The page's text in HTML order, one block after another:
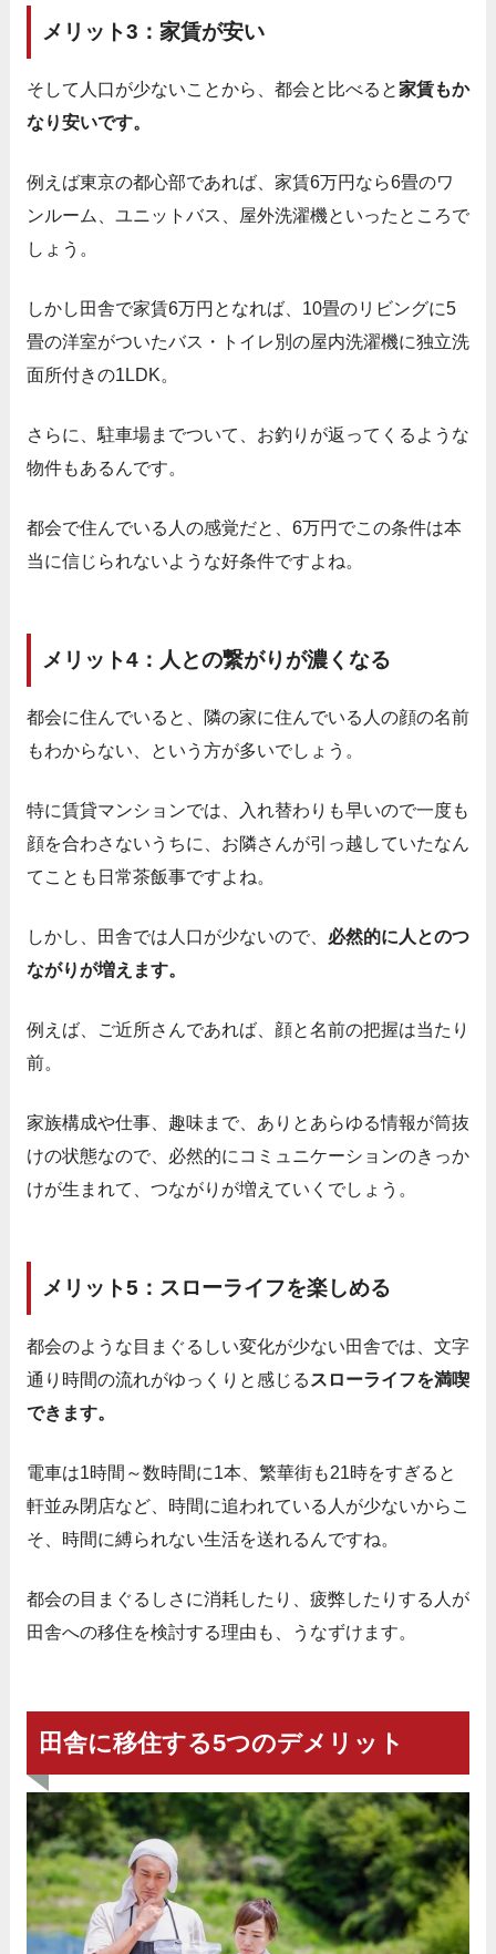
メリット3：家賃が安い
そして人口が少ないことから、都会と比べると家賃もか
なり安いです。
例えば東京の都心部であれば、家賃6万円なら6畳のワ
ンルーム、ユニットバス、屋外洗濯機といったところで
しょう。
しかし田舎で家賃6万円となれば、10畳のリビングに5
畳の洋室がついたバス・トイレ別の屋内洗濯機に独立洗
面所付きの1LDK。
さらに、駐車場までついて、お釣りが返ってくるような
物件もあるんです。
都会で住んでいる人の感覚だと、6万円でこの条件は本
当に信じられないような好条件ですよね。
メリット4：人との繋がりが濃くなる
都会に住んでいると、隣の家に住んでいる人の顔の名前
もわからない、という方が多いでしょう。
特に賃貸マンションでは、入れ替わりも早いので一度も
顔を合わさないうちに、お隣さんが引っ越していたなん
てことも日常茶飯事ですよね。
しかし、田舎では人口が少ないので、 必然的に人とのつ
ながりが増えます。
例えば、ご近所さんであれば、顔と名前の把握は当たり
前。
家族構成や仕事、趣味まで、ありとあらゆる情報が筒抜
けの状態なので、必然的にコミュニケーションのきっか
けが生まれて、つながりが増えていくでしょう。
メリット5：スローライフを楽しめる
都会のような目まぐるしい変化が少ない田舎では、文字
通り時間の流れがゆっくりと感じる スローライフを満喫
できます。
電車は1時間～数時間に1本、繁華街も21時をすぎると
軒並み閉店など、時間に追われている人が少ないからこ
そ、時間に縛られない生活を送れるんですね。
都会の目まぐるしさに消耗したり、疲弊したりする人が
田舎への移住を検討する理由も、うなずけます。
田舎に移住する5つのデメリット